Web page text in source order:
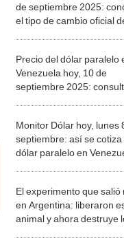
de septiembre 2025:
el tipo de cambio oficial
Precio del dólar paralelo
Venezuela hoy, 10 de
septiembre 2025:
Monitor Dólar hoy, lunes
septiembre: así se cotiza
dólar paralelo en
El experimento que salió
en Argentina: liberaron
animal y ahora destruye